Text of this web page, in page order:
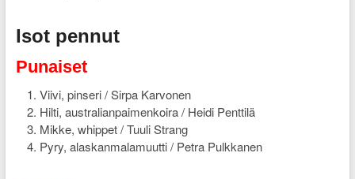
Isot pennut
Punaiset
Viivi, pinseri / Sirpa Karvonen
Hilti, australianpaimenkoira / Heidi Penttilä
Mikke, whippet / Tuuli Strang
Pyry, alaskanmalamuutti / Petra Pulkkanen